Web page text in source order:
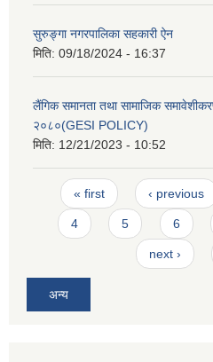
सुरुङ्गा नगरपालिका सहकारी ऐन
मिति: 09/18/2024 - 16:37
लैंगिक समानता तथा सामाजिक
२०८०(GESI POLICY)
मिति: 12/21/2023 - 10:52
Pages
« first ‹ previous
4 5 6
next ›
अन्य